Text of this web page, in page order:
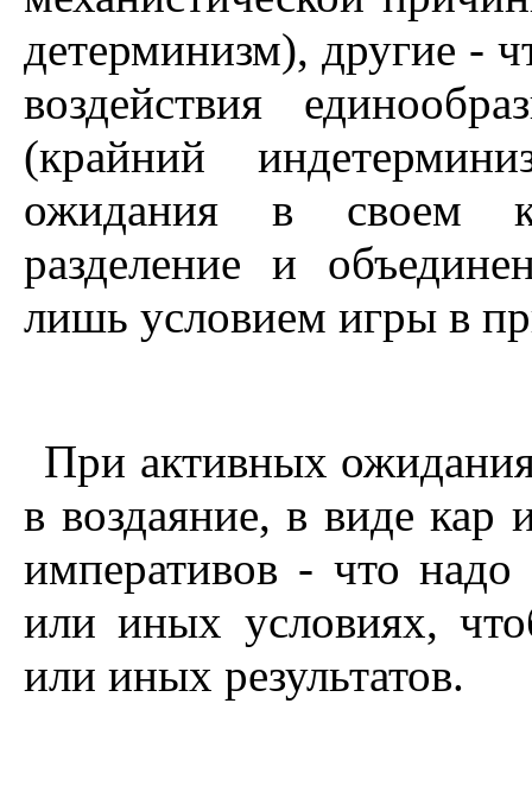
детерминизм), другие -
воздействия
(крайний
ожидания в своем
разделение и
лишь условием игры в
При активных
в воздаяние, в виде кар
императивов - что надо
или иных условиях,
или иных результатов.